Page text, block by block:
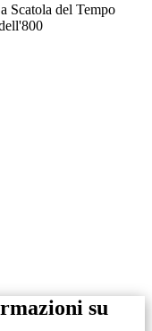
Scatola del Tempo
su